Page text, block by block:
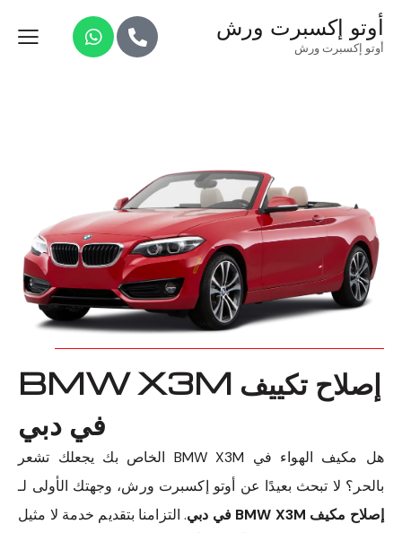
أوتو إكسبرت ورش
أوتو إكسبرت ورش
إصلاح تكييف BMW X3M
في دبي
هل مكيف الهواء في BMW X3M الخاص بك يجعلك تشعر
بالحر؟ لا تبحث بعيدًا عن أوتو إكسبرت ورش، وجهتك الأولى لـ
إصلاح مكيف BMW X3M في دبي
. التزامنا بتقديم خدمة لا مثيل